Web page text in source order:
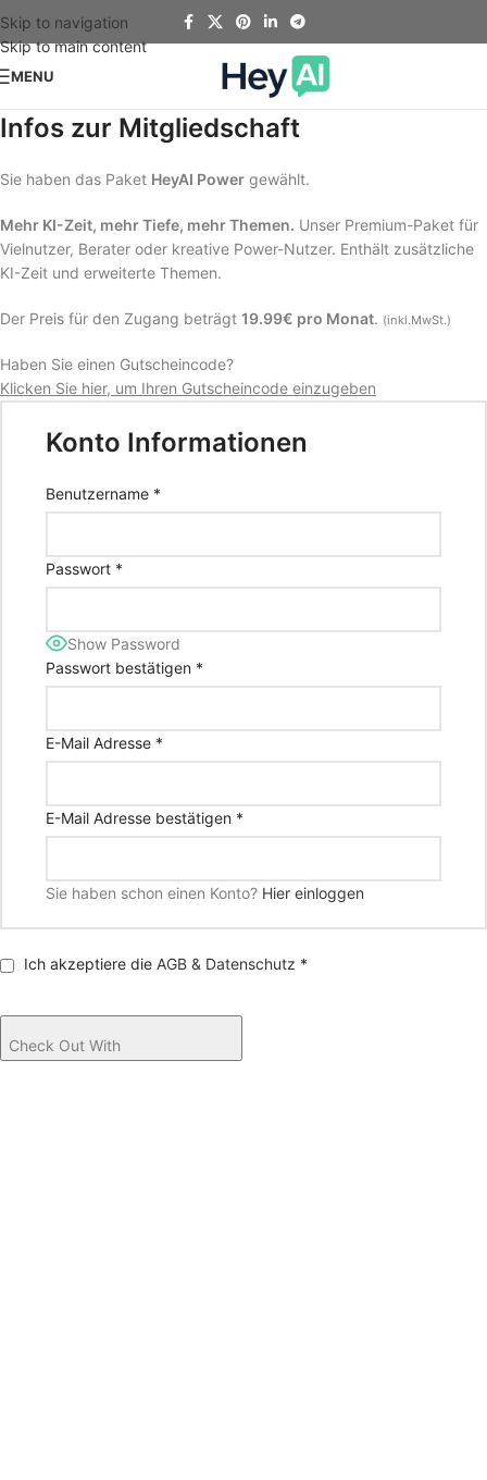
Skip to navigation
Skip to main content
MENU
Infos zur Mitgliedschaft
Sie haben das Paket HeyAI Power gewählt.
Mehr KI-Zeit, mehr Tiefe, mehr Themen. Unser Premium-Paket für
Vielnutzer, Berater oder kreative Power-Nutzer. Enthält zusätzliche
KI-Zeit und erweiterte Themen.
Der Preis für den Zugang beträgt 19.99€ pro Monat. (inkl.MwSt.)
Haben Sie einen Gutscheincode?
Klicken Sie hier, um Ihren Gutscheincode einzugeben
Konto Informationen
Benutzername *
Passwort *
Show Password
Passwort bestätigen *
E-Mail Adresse *
E-Mail Adresse bestätigen *
Sie haben schon einen Konto? Hier einloggen
Ich akzeptiere die AGB & Datenschutz *
Check Out With